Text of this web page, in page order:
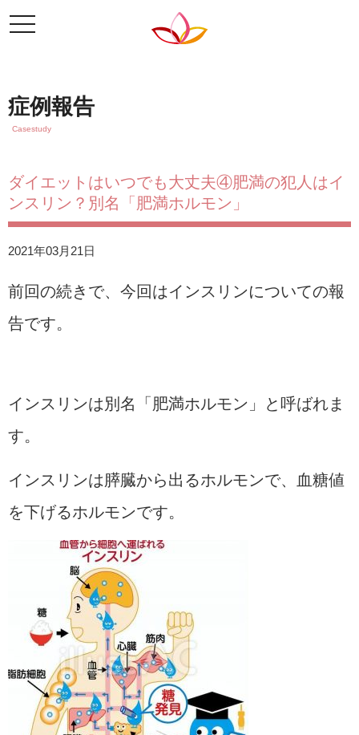
t
n
v
a
i
n
症例報告
Casestudy
ダイエットはいつでも大丈夫④肥満の犯人はイ
ンスリン？別名「肥満ホルモン」
2021年03月21日
前回の続きで、今回はインスリンについての報
告です。
インスリンは別名「肥満ホルモン」と呼ばれま
す。
インスリンは膵臓から出るホルモンで、血糖値
を下げるホルモンです。